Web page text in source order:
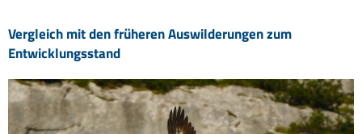
Vergleich mit den früheren Auswilderungen zum
Entwicklungsstand